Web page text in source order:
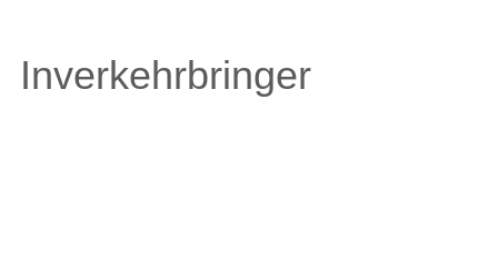
Inverkehrbringer